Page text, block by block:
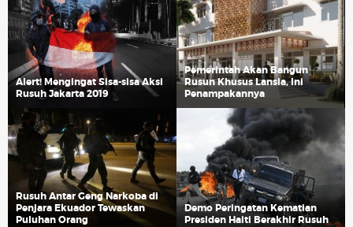
Alert! Mengingat Sisa-sisa Aksi
Rusuh Jakarta 2019
Pemerintah Akan Bangun
Rusun Khusus Lansia, Ini
Penampakannya
Rusuh Antar Geng Narkoba di
Penjara Ekuador Tewaskan
Puluhan Orang
Demo Peringatan Kematian
Presiden Haiti Berakhir Rusuh